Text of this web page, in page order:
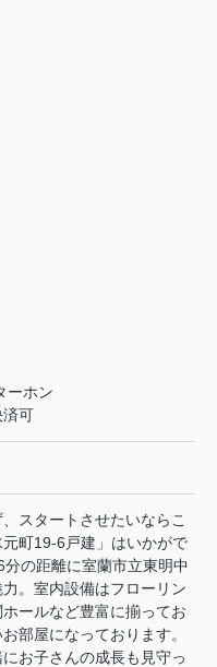
ーホン
済可
スタートさせたいならこ
町19-6戸建」はいかがで
分の距離に室蘭市立東明中
。室内設備はフローリン
ールなど豊富に揃ってお
部屋になっております。
お子さんの成長も見守っ